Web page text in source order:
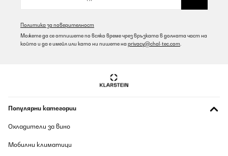
Политика за поверителност
Можете да се отпишете по всяко време чрез връзката в долната част на
който и да е имейл или като ни пишете на privacy@chal-tec.com
Популярни категории
Охладители за вино
Мобилни климатици